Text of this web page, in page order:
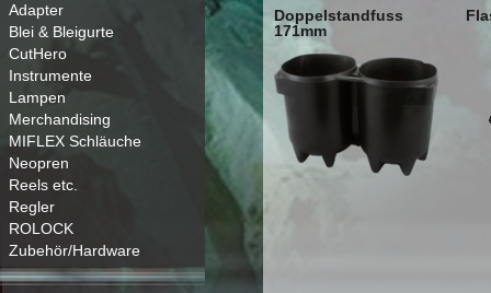
Adapter
Blei & Bleigurte
CutHero
Instrumente
Lampen
Merchandising
MIFLEX Schläuche
Neopren
Reels etc.
Regler
ROLOCK
Zubehör/Hardware
Doppelstandfuss
171mm